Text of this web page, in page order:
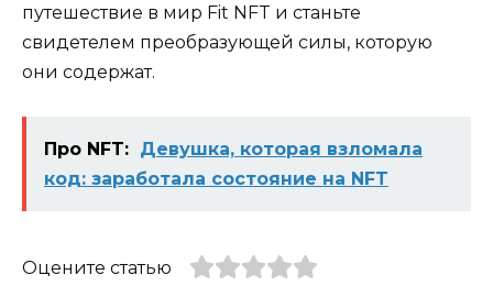
путешествие в мир Fit NFT и станьте
свидетелем преобразующей силы, которую
они содержат.
Про NFT: Девушка, которая взломала
код: заработала состояние на NFT
Оцените статью